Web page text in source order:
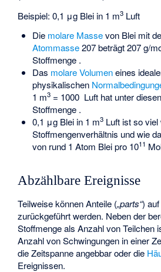
Beispiel: 0,1 μg Blei in 1 m3 Luft
Die molare Massevon Blei mit
Atommasse207 beträgt 207 g/
Stoffmenge .
Das molare Volumeneines
physikalischen
1 m3= 1000 Luft hat unter
Stoffmenge .
0,1 μg Blei in 1 m3Luft ist so viel
Stoffmengenverhältnis und wie
von rund 1 Atom Blei pro 1011
Abzählbare Ereignisse
Teilweise können Anteile („parts“)
zurückgeführt werden. Neben der
Stoffmenge als Anzahl von Teilchen
Anzahl von Schwingungen in einer
die Zeitspanne angebbar oder die
Ereignissen.